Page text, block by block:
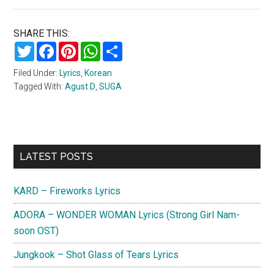
SHARE THIS:
TwitterFacebookPinterestWhatsApp
Filed Under: Lyrics, Korean
Tagged With:Agust D,SUGA
Primary
LATEST POSTS
KARD – Fireworks Lyrics
ADORA – WONDER WOMAN Lyrics (Strong Girl Nam-
soon OST)
Jungkook – Shot Glass of Tears Lyrics